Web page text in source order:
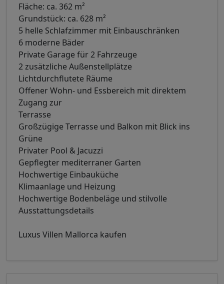
Fläche: ca. 362 m²
Grundstück: ca. 628 m²
5 helle Schlafzimmer mit Einbauschränken
6 moderne Bäder
Private Garage für 2 Fahrzeuge
2 zusätzliche Außenstellplätze
Lichtdurchflutete Räume
Offener Wohn- und Essbereich mit direktem
Zugang zur
Terrasse
Großzügige Terrasse und Balkon mit Blick ins
Grüne
Privater Pool & Jacuzzi
Gepflegter mediterraner Garten
Hochwertige Einbauküche
Klimaanlage und Heizung
Hochwertige Bodenbeläge und stilvolle
Ausstattungsdetails
Luxus Villen Mallorca kaufen